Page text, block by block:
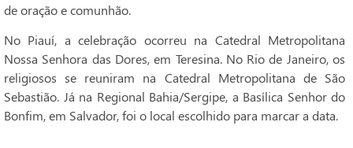
de oração e comunhão.
No Piauí, a celebração ocorreu na Catedral Metropolitana
Nossa Senhora das Dores, em Teresina. No Rio de Janeiro, os
religiosos se reuniram na Catedral Metropolitana de São
Sebastião. Já na Regional Bahia/Sergipe, a Basílica Senhor do
Bonfim, em Salvador, foi o local escolhido para marcar a data.